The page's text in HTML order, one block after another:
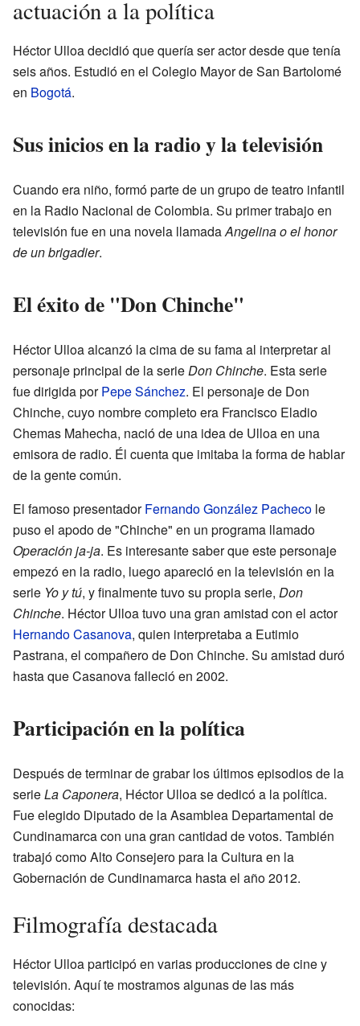
actuación a la política
Héctor Ulloa decidió que quería ser actor desde que tenía
seis años. Estudió en el Colegio Mayor de San Bartolomé
en Bogotá.
Sus inicios en la radio y la televisión
Cuando era niño, formó parte de un grupo de teatro infantil
en la Radio Nacional de Colombia. Su primer trabajo en
televisión fue en una novela llamadaAngelina o el honor
de un brigadier.
El éxito de "Don Chinche"
Héctor Ulloa alcanzó la cima de su fama al interpretar al
personaje principal de la serieDon Chinche. Esta serie
fue dirigida porPepe Sánchez. El personaje de Don
Chinche, cuyo nombre completo era Francisco Eladio
Chemas Mahecha, nació de una idea de Ulloa en una
emisora de radio. Él cuenta que imitaba la forma de hablar
de la gente común.
El famoso presentadorFernando González Pacheco le
puso el apodo de "Chinche" en un programa llamado
Operación ja-ja. Es interesante saber que este personaje
empezó en la radio, luego apareció en la televisión en la
serie Yo y tú, y finalmente tuvo su propia serie, Don
Chinche. Héctor Ulloa tuvo una gran amistad con el actor
Hernando Casanova, quien interpretaba a Eutimio
Pastrana, el compañero de Don Chinche. Su amistad duró
hasta que Casanova falleció en 2002.
Participación en la política
Después de terminar de grabar los últimos episodios de la
serieLa Caponera, Héctor Ulloa se dedicó a la política.
Fue elegido Diputado de la Asamblea Departamental de
Cundinamarca con una gran cantidad de votos. También
trabajó como Alto Consejero para la Cultura en la
Gobernación de Cundinamarca hasta el año 2012.
Filmografía destacada
Héctor Ulloa participó en varias producciones de cine y
televisión. Aquí te mostramos algunas de las más
conocidas: